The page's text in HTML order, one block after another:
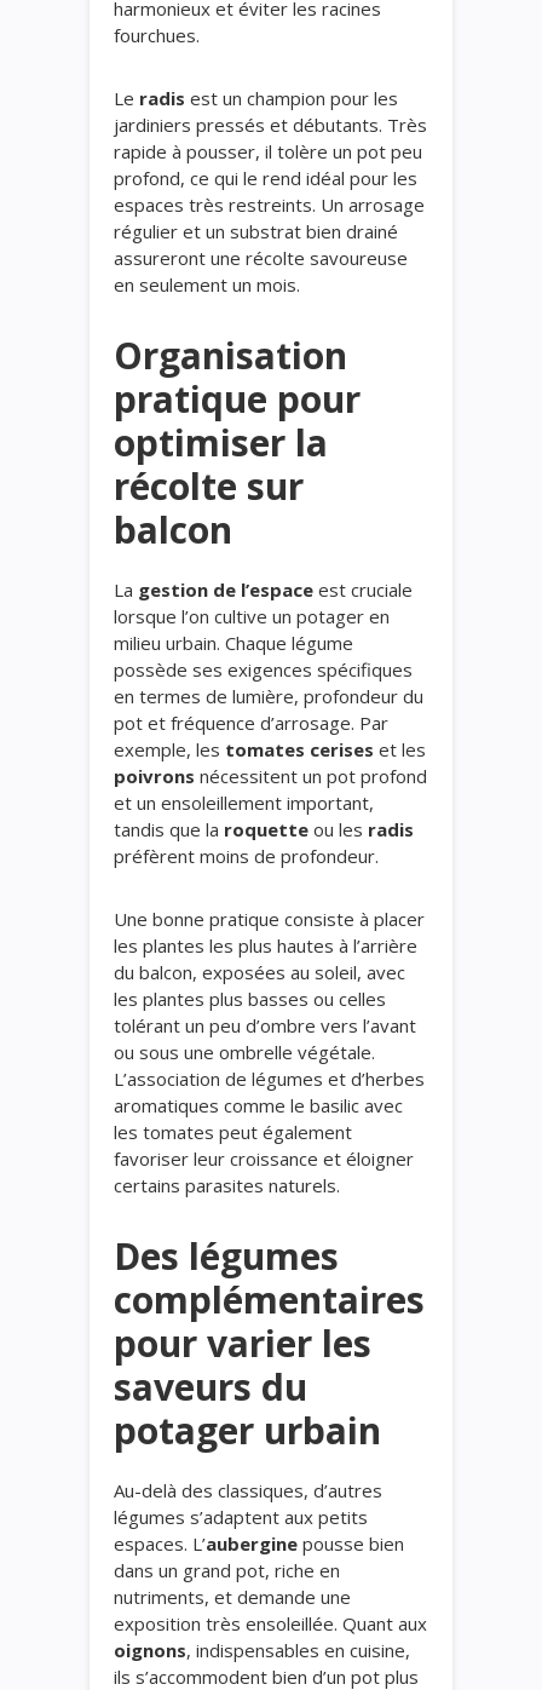
harmonieux et éviter les racines
fourchues.
Le radis est un champion pour les
jardiniers pressés et débutants. Très
rapide à pousser, il tolère un pot peu
profond, ce qui le rend idéal pour les
espaces très restreints. Un arrosage
régulier et un substrat bien drainé
assureront une récolte savoureuse
en seulement un mois.
Organisation
pratique pour
optimiser la
récolte sur
balcon
La gestion de l’espace est cruciale
lorsque l’on cultive un potager en
milieu urbain. Chaque légume
possède ses exigences spécifiques
en termes de lumière, profondeur du
pot et fréquence d’arrosage. Par
exemple, les tomates cerises et les
poivrons nécessitent un pot profond
et un ensoleillement important,
tandis que la roquette ou les radis
préfèrent moins de profondeur.
Une bonne pratique consiste à placer
les plantes les plus hautes à l’arrière
du balcon, exposées au soleil, avec
les plantes plus basses ou celles
tolérant un peu d’ombre vers l’avant
ou sous une ombrelle végétale.
L’association de légumes et d’herbes
aromatiques comme le basilic avec
les tomates peut également
favoriser leur croissance et éloigner
certains parasites naturels.
Des légumes
complémentaires
pour varier les
saveurs du
potager urbain
Au-delà des classiques, d’autres
légumes s’adaptent aux petits
espaces. L’aubergine pousse bien
dans un grand pot, riche en
nutriments, et demande une
exposition très ensoleillée. Quant aux
oignons, indispensables en cuisine,
ils s’accommodent bien d’un pot plus